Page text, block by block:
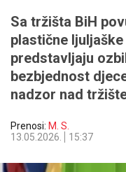
Sa tržišta BiH
plastične
predstavljaju
bezbjednost
nadzor nad
Prenosi: M. S.
13.05.2026.
15:37